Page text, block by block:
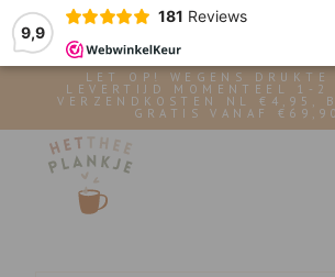
9,9
181 Reviews
LET OP! WEGENS DRUKTE
LEVERTIJD MOMENTEEL 1-2
VERZENDKOSTEN NL €4,95,
GRATIS VANAF €69,90